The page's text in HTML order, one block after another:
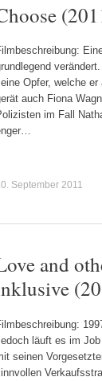
Opfer, welche
auch Fiona
im Fall
September 2011
and
läuft es im
seinen